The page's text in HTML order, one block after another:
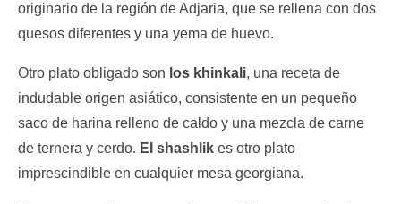
originario de la región de Adjaria, que se rellena con dos
quesos diferentes y una yema de huevo.
Otro plato obligado son los khinkali, una receta de
indudable origen asiático, consistente en un pequeño
saco de harina relleno de caldo y una mezcla de carne
de ternera y cerdo. El shashlik es otro plato
imprescindible en cualquier mesa georgiana.